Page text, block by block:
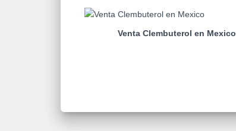
Venta Clembuterol en Mexico